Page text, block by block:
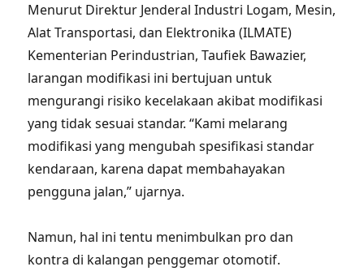
Menurut Direktur Jenderal Industri Logam, Mesin,
Alat Transportasi, dan Elektronika (ILMATE)
Kementerian Perindustrian, Taufiek Bawazier,
larangan modifikasi ini bertujuan untuk
mengurangi risiko kecelakaan akibat modifikasi
yang tidak sesuai standar. “Kami melarang
modifikasi yang mengubah spesifikasi standar
kendaraan, karena dapat membahayakan
pengguna jalan,” ujarnya.
Namun, hal ini tentu menimbulkan pro dan
kontra di kalangan penggemar otomotif.